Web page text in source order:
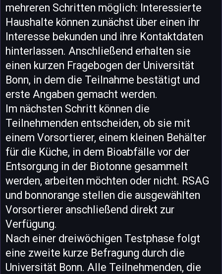
mehreren Schritten möglich: Interessierte
Haushalte können zunächst über einen ihr
Interesse bekunden und ihre Kontaktdaten
hinterlassen. Anschließend erhalten sie
einen kurzen Fragebogen der Universität
Bonn, in dem die Teilnahme bestätigt und
erste Angaben gemacht werden.
Im nächsten Schritt können die
Teilnehmenden entscheiden, ob sie mit
einem Vorsortierer, einem kleinen Behälter
für die Küche, in dem Bioabfälle vor der
Entsorgung in der Biotonne gesammelt
werden, arbeiten möchten oder nicht. RSAG
und bonnorange stellen die ausgewählten
Vorsortierer anschließend direkt zur
Verfügung.
Nach einer dreiwöchigen Testphase folgt
eine zweite kurze Befragung durch die
Universität Bonn. Alle Teilnehmenden, die